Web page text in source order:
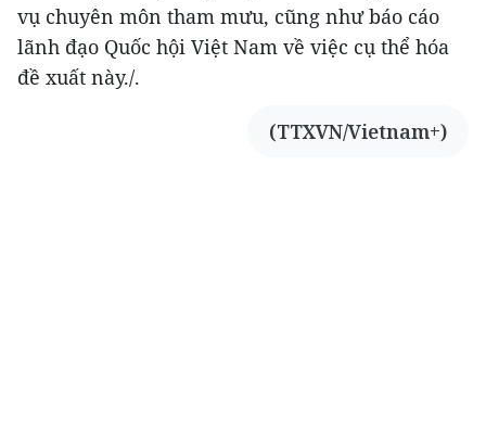
vụ chuyên môn tham mưu, cũng như báo cáo
lãnh đạo Quốc hội Việt Nam về việc cụ thể hóa
đề xuất này./.
(TTXVN/Vietnam+)